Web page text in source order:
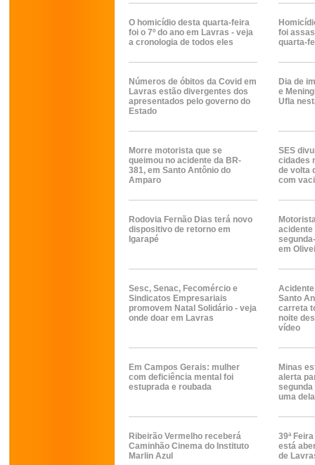
O homicídio desta quarta-feira
foi o 7º do ano em Lavras - veja
a cronologia de todos eles
foi
quarta-
Números de óbitos da Covid em
Lavras estão divergentes dos
apresentados pelo governo do
Estado
Dia de
e
Ufla
Morre motorista que se
queimou no acidente da BR-
381, em Santo Antônio do
Amparo
SES
cidades
de volta
com
Rodovia Fernão Dias terá novo
dispositivo de retorno em
Igarapé
acidente
em
Sesc, Senac, Fecomércio e
Sindicatos Empresariais
promovem Natal Solidário - veja
onde doar em Lavras
Santo
carreta
noite
vídeo
Em Campos Gerais: mulher
com deficiência mental foi
estuprada e roubada
Minas
alerta
uma
Ribeirão Vermelho receberá
Caminhão Cinema do Instituto
Marlin Azul
39ª
está
de